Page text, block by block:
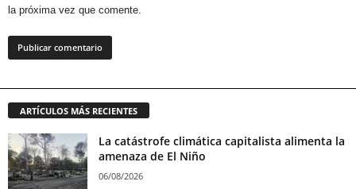
la próxima vez que comente.
ARTÍCULOS MÁS RECIENTES
La catástrofe climática capitalista alimenta la
amenaza de El Niño
06/08/2026